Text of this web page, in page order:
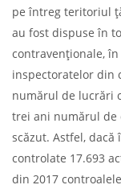
pe întreg teritoriul
au fost dispuse în
contravenționale,
inspectoratelor din
numărul de lucrări
trei ani numărul de
scăzut. Astfel,
controlate 17.693
din 2017